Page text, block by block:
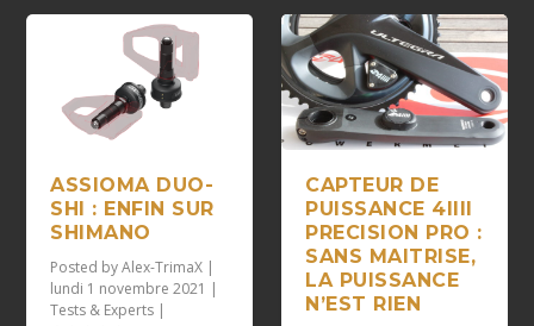
ASSIOMA DUO-
SHI : ENFIN SUR
SHIMANO
Posted byAlex-TrimaX |
lundi 1 novembre 2021 |
Tests & Experts |
CAPTEUR DE
PUISSANCE 4IIII
PRECISION PRO :
SANS MAITRISE,
LA PUISSANCE
N’EST RIEN